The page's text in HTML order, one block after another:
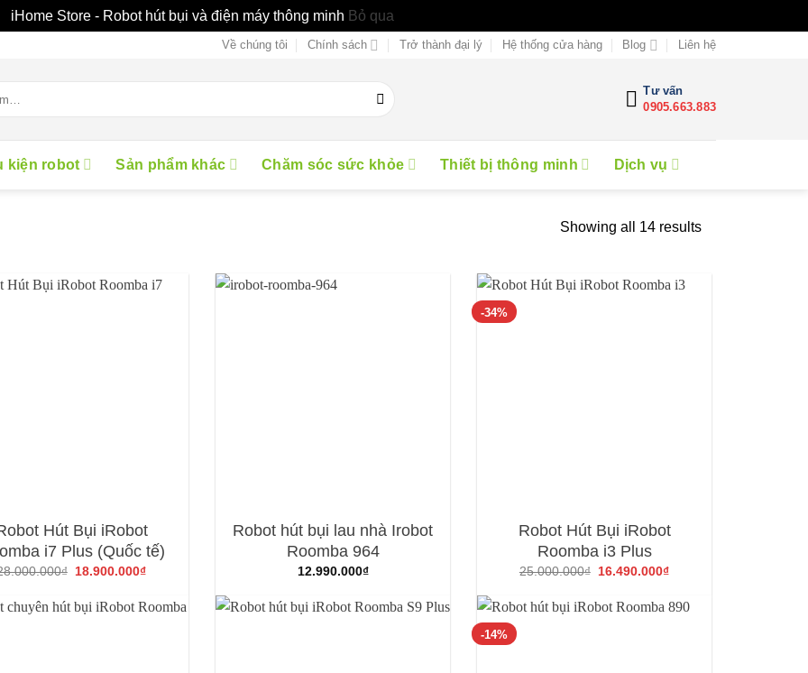
iHome Store - Robot hút bụi và điện máy thông minh Bỏ qua
Về chúng tôi Chính sách Trở thành đại lý Hệ thống cửa hàng Blog Liên hệ
Tư vấn
0905.663.883
kiện robot Sản phẩm khác Chăm sóc sức khỏe Thiết bị thông minh Dịch vụ
Showing all 14 results
Hút Bụi iRobot
i7 Plus (Quốc tế)
₫ Giá
28.000.000₫.
18.900.000₫Giá
là:
Robot hút bụi lau nhà Irobot
Roomba 964
12.990.000₫
-34%
Robot Hút Bụi iRobot
Roomba i3 Plus
25.000.000₫ Giá
25.000.000₫.
16.490.000₫Giá
là:
-14%